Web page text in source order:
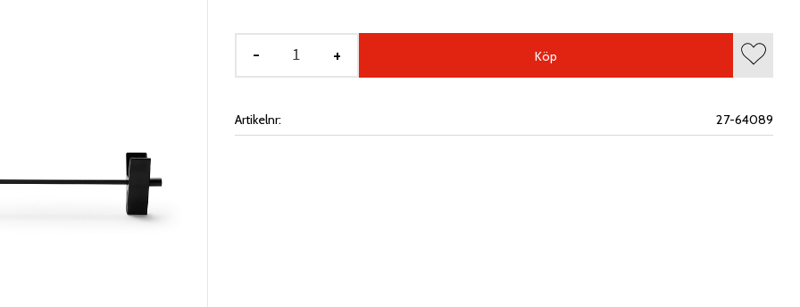
+
- Köp
Lägg
Artikelnr 27-64089